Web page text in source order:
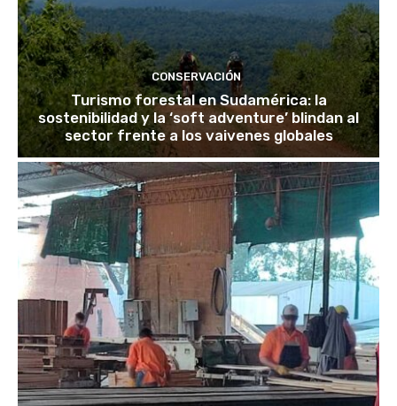
CONSERVACIÓN
Turismo forestal en Sudamérica: la
sostenibilidad y la ‘soft adventure’ blindan al
sector frente a los vaivenes globales